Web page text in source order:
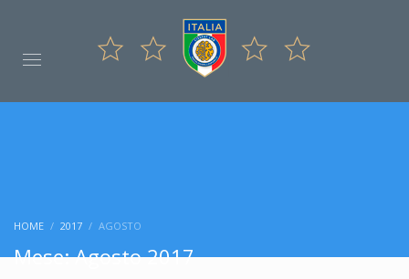
HOME 2017 AGOSTO
Mese: Agosto 2017